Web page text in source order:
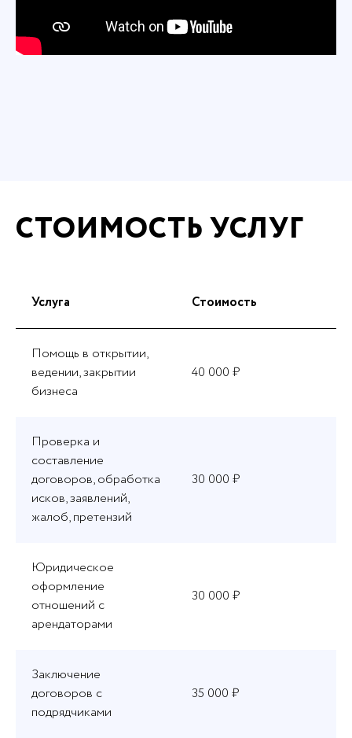
СТОИМОСТЬ УСЛУГ
Услуга Стоимость
Помощь в открытии,
ведении, закрытии
бизнеса
40 000 ₽
Проверка и
составление
договоров, обработка
исков, заявлений,
жалоб, претензий
30 000 ₽
Юридическое
оформление
отношений с
арендаторами
30 000 ₽
Заключение
договоров с
подрядчиками
35 000 ₽